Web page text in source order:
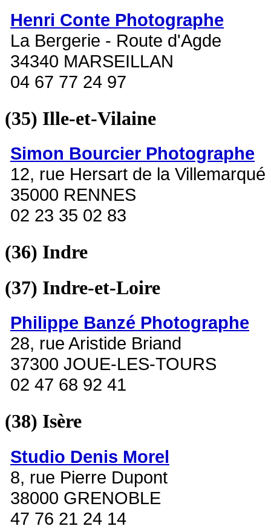
Henri Conte Photographe
La Bergerie - Route d'Agde
34340 MARSEILLAN
04 67 77 24 97
(35) Ille-et-Vilaine
Simon Bourcier Photographe
12, rue Hersart de la Villemarqué
35000 RENNES
02 23 35 02 83
(36) Indre
(37) Indre-et-Loire
Philippe Banzé Photographe
28, rue Aristide Briand
37300 JOUE-LES-TOURS
02 47 68 92 41
(38) Isère
Studio Denis Morel
8, rue Pierre Dupont
38000 GRENOBLE
47 76 21 24 14